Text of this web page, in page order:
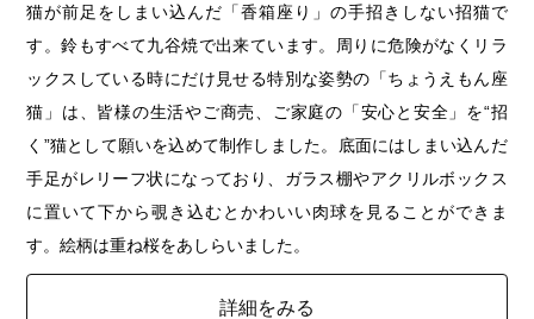
猫が前足をしまい込んだ「香箱座り」の手招きしない招猫で
す。鈴もすべて九谷焼で出来ています。周りに危険がなくリラ
ックスしている時にだけ見せる特別な姿勢の「ちょうえもん座
猫」は、皆様の生活やご商売、ご家庭の「安心と安全」を“招
く”猫として願いを込めて制作しました。底面にはしまい込んだ
手足がレリーフ状になっており、ガラス棚やアクリルボックス
に置いて下から覗き込むとかわいい肉球を見ることができま
す。絵柄は重ね桜をあしらいました。
詳細をみる